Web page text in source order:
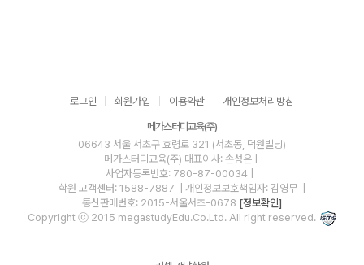
로그인 회원가입 이용약관 개인정보처리방침
메가스터디교육(주)
06643 서울 서초구 효령로 321 (서초동, 덕원빌딩)
메가스터디교육(주) 대표이사: 손성은 |
사업자등록번호: 780-87-00034
학원 고객센터: 1588-7887
| 개인정보보호책임자: 김영무
통신판매번호: 2015-서울서초-0678 [정보확인]
Copyright ⓒ 2015 megastudyEdu.Co.Ltd. All right reserved.